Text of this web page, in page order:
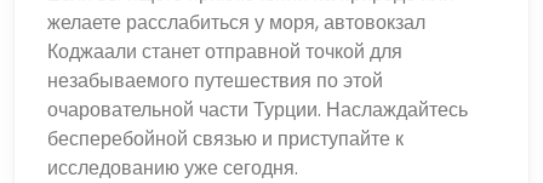
желаете расслабиться у моря, автовокзал
Коджаали станет отправной точкой для
незабываемого путешествия по этой
очаровательной части Турции. Наслаждайтесь
бесперебойной связью и приступайте к
исследованию уже сегодня.